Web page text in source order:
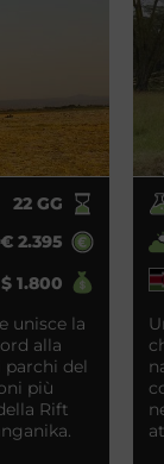
22 GG
€ 2.395
$ 1.800
unisce la
alla
del
più
Rift